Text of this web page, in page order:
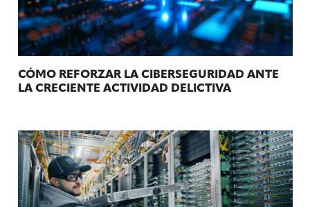
CÓMO REFORZAR LA CIBERSEGURIDAD ANTE
LA CRECIENTE ACTIVIDAD DELICTIVA